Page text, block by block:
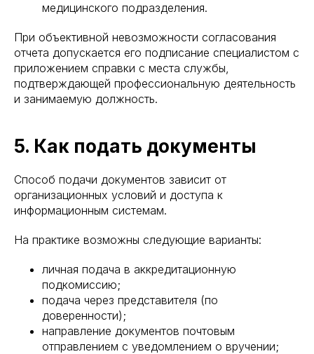
медицинского подразделения.
При объективной невозможности согласования
отчета допускается его подписание специалистом с
приложением справки с места службы,
подтверждающей профессиональную деятельность
и занимаемую должность.
5. Как подать документы
Способ подачи документов зависит от
организационных условий и доступа к
информационным системам.
На практике возможны следующие варианты:
личная подача в аккредитационную
подкомиссию;
подача через представителя (по
доверенности);
направление документов почтовым
отправлением с уведомлением о вручении;